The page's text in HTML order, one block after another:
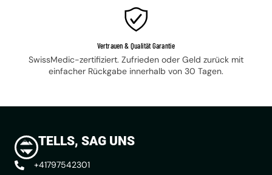
Vertrauen & Qualität Garantie
SwissMedic-zertifiziert. Zufrieden oder Geld zurück mit
einfacher Rückgabe innerhalb von 30 Tagen.
TELLS, SAG UNS
+41797542301